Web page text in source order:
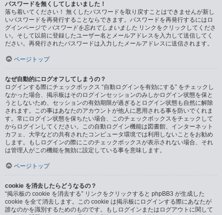
パスワードを無くしてしまいました！
落ち着いてください！ 無くしたパスワードを取り戻すことはできませんが新し
いパスワードを再発行することならできます。パスワードを再発行するにはロ
グインページで パスワードを忘れてしまいました リンクをクリックしてくださ
い。そして以前に登録したユーザー名とメールアドレスを入力して送信してく
ださい。再発行されたパスワードは入力したメールアドレスに送信されます。
ページトップ
なぜ自動的にログオフしてしまうの？
ログインする際にチェックボックス “自動ログインを有効にする” をチェックし
なかった場合、掲示板はそのログインセッションのみしかログイン状態を保と
うとしないため、セッションの有効期限が過ぎるとログイン状態も自然に解除
されます。この事はあなたのアカウントが他人に悪用される事を防いでくれま
す。常にログイン状態を保ちたい場合、このチェックボックスをチェックして
からログインしてください。この自動ログイン機能は図書館、インターネット
カフェ、大学などの共有されたコンピュータ環境では利用しないことをお勧め
します。もしログインの際にこのチェックボックスが表示されない場合、それ
は管理人がこの機能を無効に設定している事を意味します。
ページトップ
cookie を消去したらどうなるの？
“掲示板の cookie を消去する” リンクをクリックすると phpBB3 が生成した
cookie を全て消去します。この cookie は掲示板にログインする際にあなたが
誰なのかを識別するためのものです。もしログインまたはログアウトに関して